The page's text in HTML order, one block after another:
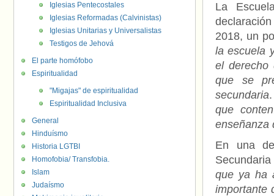
La
2018, un
la escuela
el derecho
que se
secundaria
que
enseñanza
En una
que ya ha
importante
Iglesias Pentecostales
Iglesias Reformadas (Calvinistas)
Iglesias Unitarias y Universalistas
Testigos de Jehová
El parte homófobo
Espiritualidad
"Migajas" de espiritualidad
Espiritualidad Inclusiva
General
Hinduísmo
Historia LGTBI
Homofobia/ Transfobia.
Islam
Judaísmo